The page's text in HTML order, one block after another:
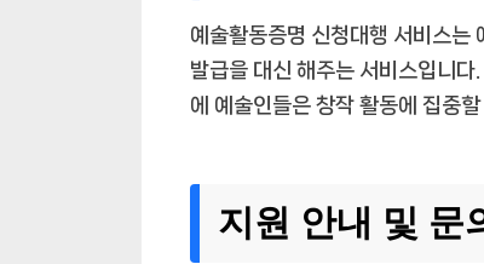
예술활동증명 신청대행 서비스는
발급을 대신 해주는 서비스입니
에 예술인들은 창작 활동에 집중할
지원 안내 및 문